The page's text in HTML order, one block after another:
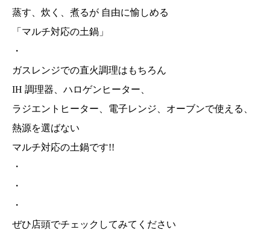
蒸す、炊く、煮るが 自由に愉しめる
「マルチ対応の土鍋」
・
ガスレンジでの直火調理はもちろん
IH 調理器、ハロゲンヒーター、
ラジエントヒーター、電子レンジ、オーブンで使える、
熱源を選ばない
マルチ対応の土鍋です!!
・
・
・
ぜひ店頭でチェックしてみてください